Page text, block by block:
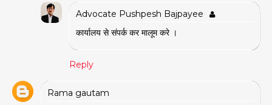
Advocate Pushpesh Bajpayee
कार्यालय से संपर्क कर मालूम करे ।
Reply
Rama gautam